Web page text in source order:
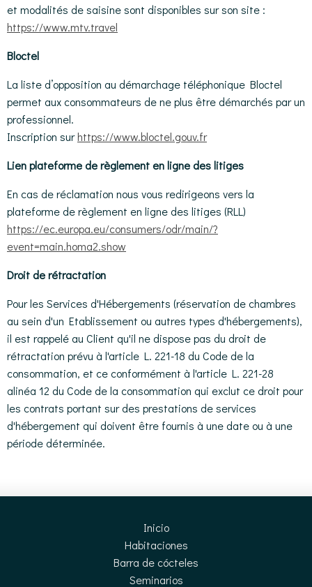
et modalités de saisine sont disponibles sur son site :
https://www.mtv.travel
Bloctel
La liste d’opposition au démarchage téléphonique Bloctel
permet aux consommateurs de ne plus être démarchés par un
professionnel.
Inscription surhttps://www.bloctel.gouv.fr
Lien plateforme de règlement en ligne des litiges
En cas de réclamation nous vous redirigeons vers la
plateforme de règlement en ligne des litiges (RLL)
https://ec.europa.eu/consumers/odr/main/?
event=main.homa2.show
Droit de rétractation
Pour les Services d'Hébergements (réservation de chambres
au sein d'un Etablissement ou autres types d'hébergements),
il est rappelé au Client qu'il ne dispose pas du droit de
rétractation prévu à l'article L. 221-18 du Code de la
consommation, et ce conformément à l'article L. 221-28
alinéa 12 du Code de la consommation qui exclut ce droit pour
les contrats portant sur des prestations de services
d'hébergement qui doivent être fournis à une date ou à une
période déterminée.
Inicio
Habitaciones
Barra de cócteles
Seminarios